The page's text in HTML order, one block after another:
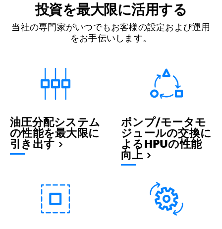
投資を最大限に活用する
当社の専門家がいつでもお客様の設定および運用
をお手伝いします。
油圧分配システム
の性能を最大限に
引き出す
ポンプ/モータモ
ジュールの交換に
よるHPUの性能
向上